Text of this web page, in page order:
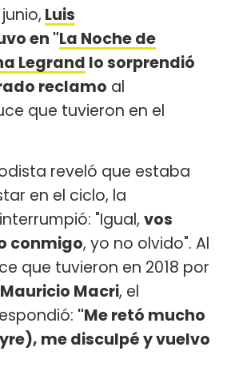
Luis
en "La Noche de
Legrand lo sorprendió
reclamo al
que tuvieron en el
reveló que estaba
en el ciclo, la
"Igual, vos
conmigo, yo no olvido". Al
que tuvieron en 2018 por
Mauricio Macri, el
"Me retó mucho
me disculpé y vuelvo